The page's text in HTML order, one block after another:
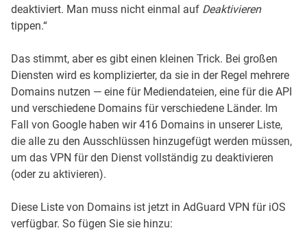
deaktiviert. Man muss nicht einmal auf Deaktivieren
tippen.“
Das stimmt, aber es gibt einen kleinen Trick. Bei großen
Diensten wird es komplizierter, da sie in der Regel mehrere
Domains nutzen — eine für Mediendateien, eine für die API
und verschiedene Domains für verschiedene Länder. Im
Fall von Google haben wir 416 Domains in unserer Liste,
die alle zu den Ausschlüssen hinzugefügt werden müssen,
um das VPN für den Dienst vollständig zu deaktivieren
(oder zu aktivieren).
Diese Liste von Domains ist jetzt in AdGuard VPN für iOS
verfügbar. So fügen Sie sie hinzu: